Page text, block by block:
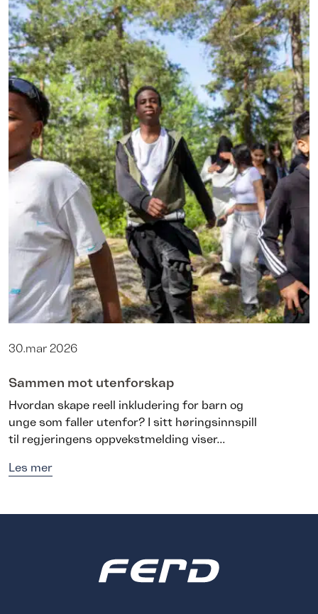
30.mar 2026
Sammen mot utenforskap
Hvordan skape reell inkludering for barn og
unge som faller utenfor? I sitt høringsinnspill
til regjeringens oppvekstmelding viser...
Les mer